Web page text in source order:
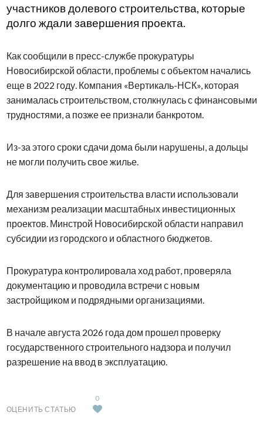
участников долевого строительства, которые
долго ждали завершения проекта.
Как сообщили в пресс-службе прокуратуры
Новосибирской области, проблемы с объектом начались
еще в 2022 году. Компания «Вертикаль-НСК», которая
занималась строительством, столкнулась с финансовыми
трудностями, а позже ее признали банкротом.
Из-за этого сроки сдачи дома были нарушены, а дольцы
не могли получить свое жилье.
Для завершения строительства власти использовали
механизм реализации масштабных инвестиционных
проектов. Минстрой Новосибирской области направил
субсидии из городского и областного бюджетов.
Прокуратура контролировала ход работ, проверяла
документацию и проводила встречи с новым
застройщиком и подрядными организациями.
В начале августа 2026 года дом прошел проверку
государственного строительного надзора и получил
разрешение на ввод в эксплуатацию.
ОЦЕНИТЬ СТАТЬЮ
0